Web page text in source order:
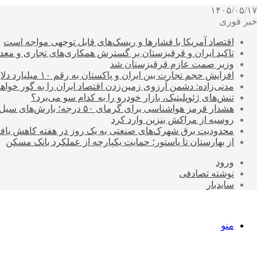
۱۴۰۵/۰۵/۱۷
خبر فوری
اقتصاد آمریکا با فشارها و ریسک‌های قابل توجهی مواجه است
تاکید ایران و قرقیزستان بر گسترش همکاری‌های تجاری و
وزیر صمت عازم قرقیزستان شد
افزایش حجم تجارت بین ایران و پاکستان به رقم ۱۰ میلیارد دلار
مدنی‌زاده: دشمن آرزوی زمین‌زدن اقتصاد ایران را به گور
تنش‌های ژئوپلیتیک، بازار خودرو را به کدام سو می‌برد؟
هشدار قرمز هواشناسی برای گرمای ۵۰ درجه؛ بارش‌های سیل‌آسا در ۳ استان
روسیه از مراکش بنزین وارد کرد
محدودیت برق شهرک‌های صنعتی به یک روز در هفته کاهش
از بهارستان تا پاستور؛ حمایت یکپارچه از عملکرد بانک مسکن
ورود
نوشته تصادفی
سایدبار
منو